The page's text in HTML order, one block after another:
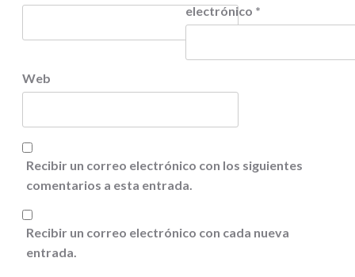
electrónico *
Web
Recibir un correo electrónico con los siguientes
comentarios a esta entrada.
Recibir un correo electrónico con cada nueva
entrada.